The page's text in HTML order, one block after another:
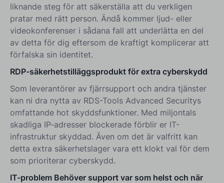
liknande steg för att säkerställa att du verkligen
pratar med rätt person. Ändå kommer ljud- eller
videokonferenser i sådana fall att underlätta en del
av detta för dig eftersom de kraftigt komplicerar att
förfalska sin identitet.
RDP-säkerhetstilläggsprodukt för extra cyberskydd
Som leverantörer av fjärrsupport och andra tjänster
kan ni dra nytta av RDS-Tools Advanced Securitys
omfattande hot skyddsfunktioner. Med miljontals
skadliga IP-adresser blockerade förblir er IT-
infrastruktur skyddad. Även om det är valfritt kan
detta extra säkerhetslager vara ett klokt val för dem
som prioriterar cyberskydd.
IT-problem Behöver support var som helst och när